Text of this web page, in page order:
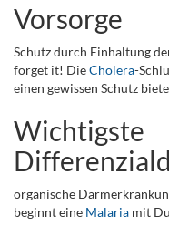
Vorsorge
Schutz durch Einhaltung
forget it! DieCholera-
einen gewissen Schutz
Wichtigste
organische
beginnt eine Malaria mit